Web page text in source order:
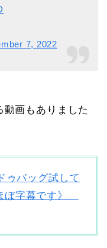
7, 2022
動画もありました
ゥバッグ試して
ぼ字幕です》